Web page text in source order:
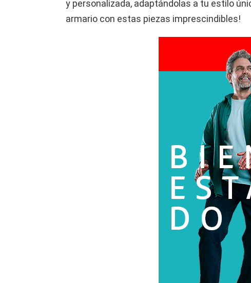
y personalizada, adaptándolas a tu estilo
armario con estas piezas imprescindibles!